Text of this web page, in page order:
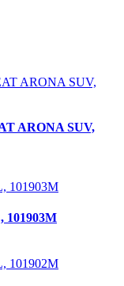
ARONA SUV,